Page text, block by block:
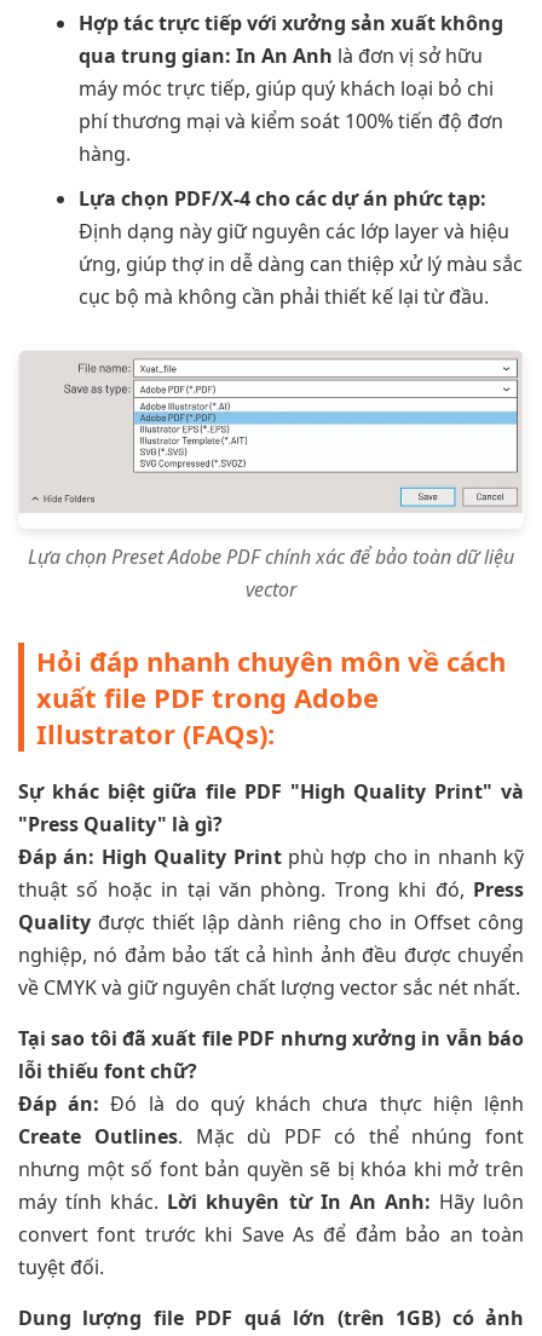
Hợp tác trực tiếp với xưởng sản xuất không
qua trung gian: In An Anh là đơn vị sở hữu
máy móc trực tiếp, giúp quý khách loại bỏ chi
phí thương mại và kiểm soát 100% tiến độ đơn
hàng.
Lựa chọn PDF/X-4 cho các dự án phức tạp:
Định dạng này giữ nguyên các lớp layer và hiệu
ứng, giúp thợ in dễ dàng can thiệp xử lý màu sắc
cục bộ mà không cần phải thiết kế lại từ đầu.
Lựa chọn Preset Adobe PDF chính xác để bảo toàn dữ liệu
vector
Hỏi đáp nhanh chuyên môn về cách
xuất file PDF trong Adobe
Illustrator (FAQs):
Sự khác biệt giữa file PDF "High Quality Print" và
"Press Quality" là gì?
Đáp án: High Quality Printphù hợp cho in nhanh kỹ
thuật số hoặc in tại văn phòng. Trong khi đó, Press
Quality được thiết lập dành riêng cho in Offset công
nghiệp, nó đảm bảo tất cả hình ảnh đều được chuyển
về CMYK và giữ nguyên chất lượng vector sắc nét nhất.
Tại sao tôi đã xuất file PDF nhưng xưởng in vẫn báo
lỗi thiếu font chữ?
Đáp án: Đó là do quý khách chưa thực hiện lệnh
Create Outlines. Mặc dù PDF có thể nhúng font
nhưng một số font bản quyền sẽ bị khóa khi mở trên
máy tính khác. Lời khuyên từ In An Anh: Hãy luôn
convert font trước khi Save As để đảm bảo an toàn
tuyệt đối.
Dung lượng file PDF quá lớn (trên 1GB) có ảnh